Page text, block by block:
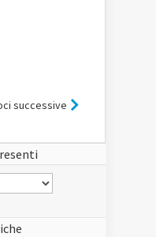
successive